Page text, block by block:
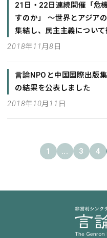
21日・22日連続開催「危
すのか」 ～世界とアジア
集結し、民主主義につい
2018年11月8日
言論NPOと中国国際出版
の結果を公表しました
2018年10月11日
1 ... 3 4